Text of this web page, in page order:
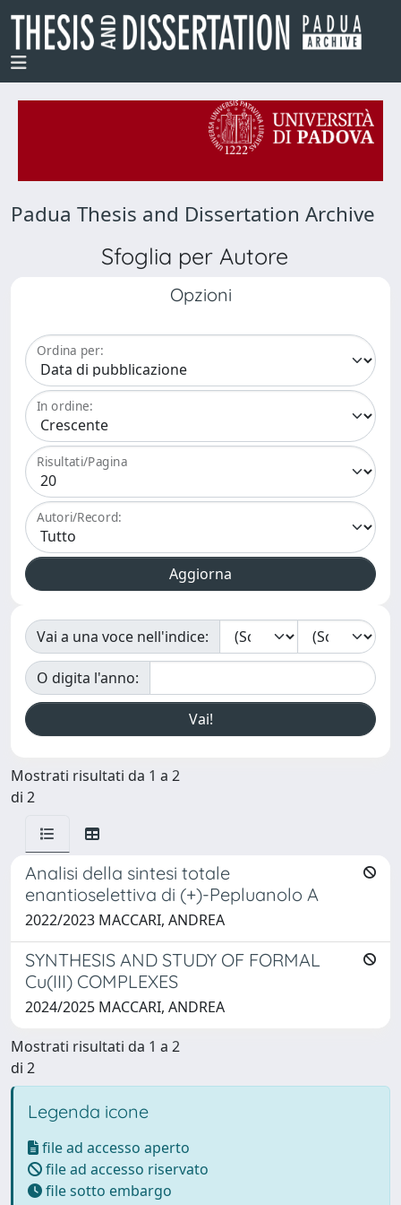
Padua Thesis and Dissertation Archive
Sfoglia per Autore
Opzioni
Ordina per:
In ordine:
Risultati/Pagina
Autori/Record:
Vai a una voce nell'indice:
O digita l'anno:
Mostrati risultati da 1 a 2
di 2
Analisi della sintesi totale
enantioselettiva di (+)-Pepluanolo A
2022/2023 MACCARI, ANDREA
SYNTHESIS AND STUDY OF FORMAL
Cu(III) COMPLEXES
2024/2025 MACCARI, ANDREA
Mostrati risultati da 1 a 2
di 2
Legenda icone
file ad accesso aperto
file ad accesso riservato
file sotto embargo